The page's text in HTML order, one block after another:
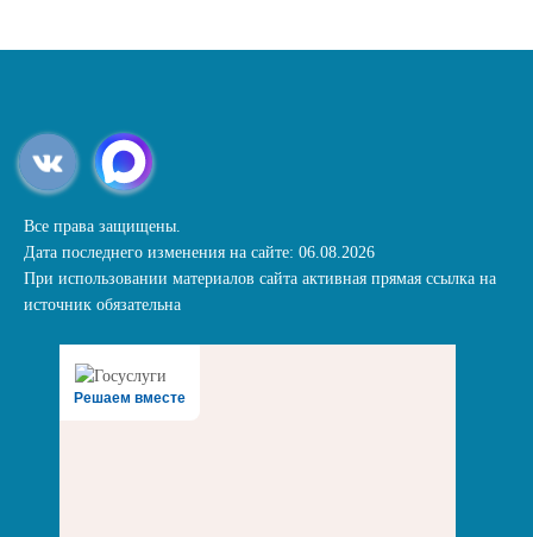
Все права защищены.
Дата последнего изменения на сайте: 06.08.2026
При использовании материалов сайта активная прямая ссылка на
источник обязательна
Решаем вместе